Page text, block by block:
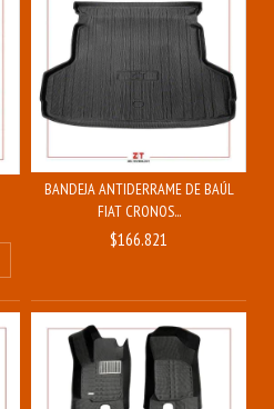
BANDEJA ANTIDERRAME DE BAÚL
FIAT CRONOS...
$166.821